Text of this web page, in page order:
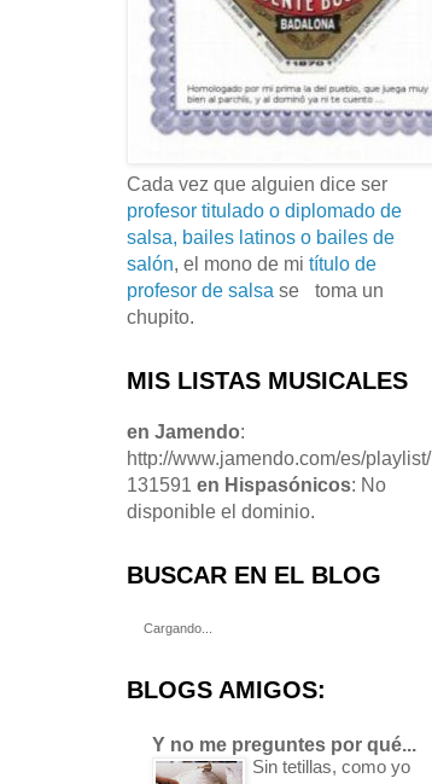
Cada vez que alguien dice ser
profesor titulado o diplomado de
salsa, bailes latinos o bailes de
salón, el mono de mi título de
profesor de salsa se
toma un
chupito.
MIS LISTAS MUSICALES
en Jamendo:
http://www.jamendo.com/es/playlist/
131591 en Hispasónicos: No
disponible el dominio.
BUSCAR EN EL BLOG
Cargando...
BLOGS AMIGOS:
Y no me preguntes por qué...
Sin tetillas, como yo